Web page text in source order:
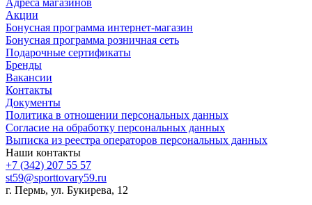
Адреса магазинов
Акции
Бонусная программа интернет-магазин
Бонусная программа розничная сеть
Подарочные сертификаты
Бренды
Вакансии
Контакты
Документы
Политика в отношении персональных данных
Согласие на обработку персональных данных
Выписка из реестра операторов персональных данных
Наши контакты
+7 (342) 207 55 57
st59@sporttovary59.ru
г. Пермь, ул. Букирева, 12